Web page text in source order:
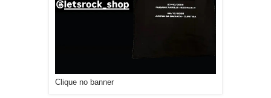
Clique no banner